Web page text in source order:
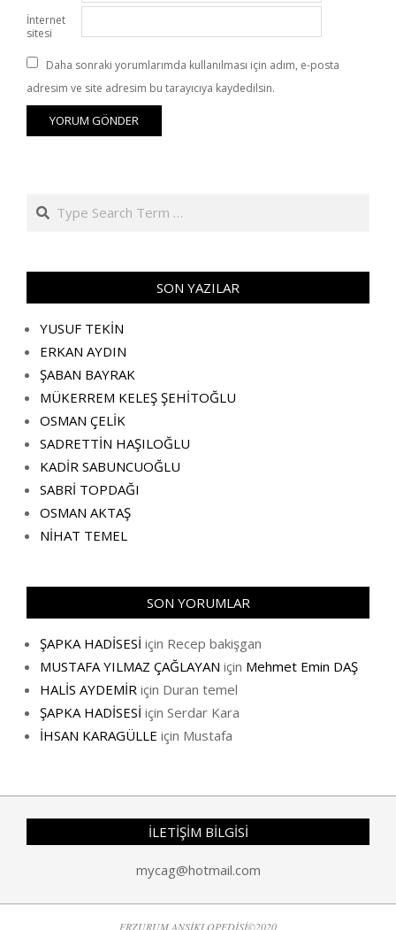
İnternet
sitesi
Daha sonraki yorumlarımda kullanılması için adım, e-posta
adresim ve site adresim bu tarayıcıya kaydedilsin.
Search
SON YAZILAR
YUSUF TEKİN
ERKAN AYDIN
ŞABAN BAYRAK
MÜKERREM KELEŞ ŞEHİTOĞLU
OSMAN ÇELİK
SADRETTİN HAŞILOĞLU
KADİR SABUNCUOĞLU
SABRİ TOPDAĞI
OSMAN AKTAŞ
NİHAT TEMEL
SON YORUMLAR
ŞAPKA HADİSESİ için Recep bakişgan
MUSTAFA YILMAZ ÇAĞLAYAN için Mehmet Emin DAŞ
HALİS AYDEMİR için Duran temel
ŞAPKA HADİSESİ için Serdar Kara
İHSAN KARAGÜLLE için Mustafa
İLETİŞİM BİLGİSİ
mycag@hotmail.com
ERZURUM ANSİKLOPEDİSİ©2020